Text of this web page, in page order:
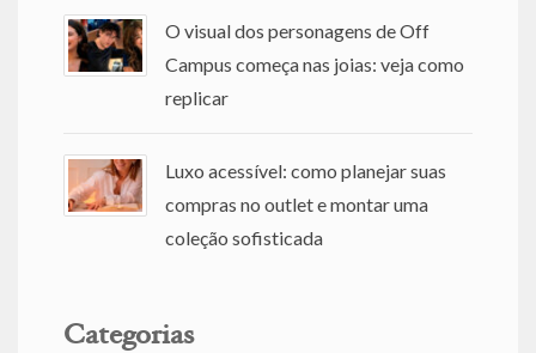
O visual dos personagens de Off
Campus começa nas joias: veja como
replicar
Luxo acessível: como planejar suas
compras no outlet e montar uma
coleção sofisticada
Categorias